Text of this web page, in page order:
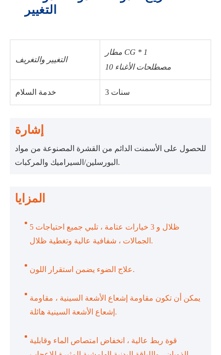
التغيير
التغيير والتغريف
مطار CG * 1
10 مصطلحات الأغناء
خدمة السلام 3 سنات
إشارة
للحصول على الأسمنت الدائم من القشرة المصنوعة من مواد
البورسلين/السيراميك والمركبات.
المزايا
5 ظلال و 3 خيارات عتامة ، تلبي جميع احتياجات
الجمالات ، شفافية عالية وتغطية ظلال.
علاج الضوء يضمن استقرار اللون.
يمكن أن تكون مقاومة إشعاع الأشعة السينية ، مقاومة
إشعاع الأشعة السينية هائلة.
قوة ربط عالية ، انخفاض امتصاص الماء وقابلية